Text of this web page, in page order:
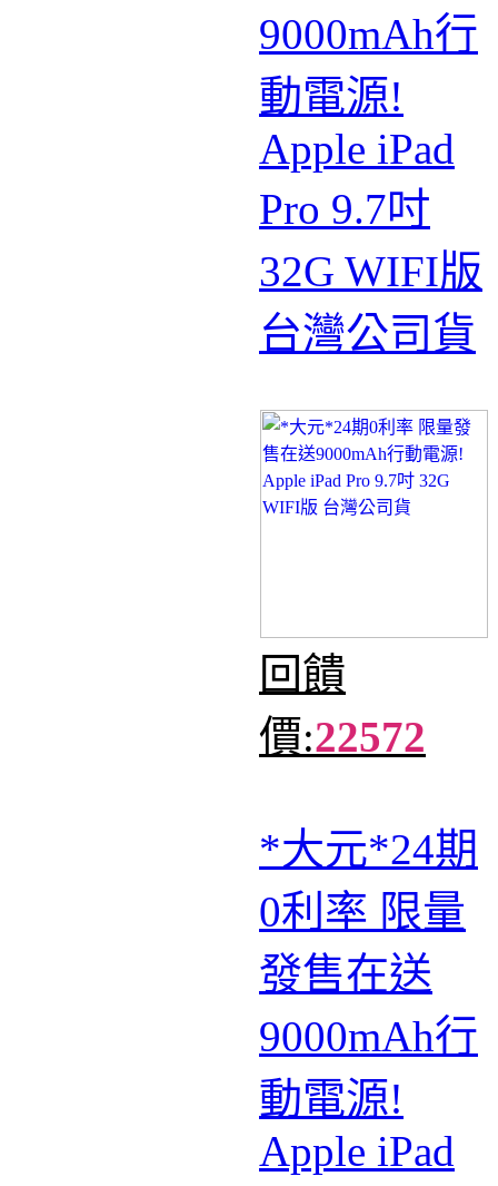
9000mAh行
動電源!
Apple iPad
Pro 9.7吋
32G WIFI版
台灣公司貨
回饋
價:22572
*大元*24期
0利率 限量
發售在送
9000mAh行
動電源!
Apple iPad